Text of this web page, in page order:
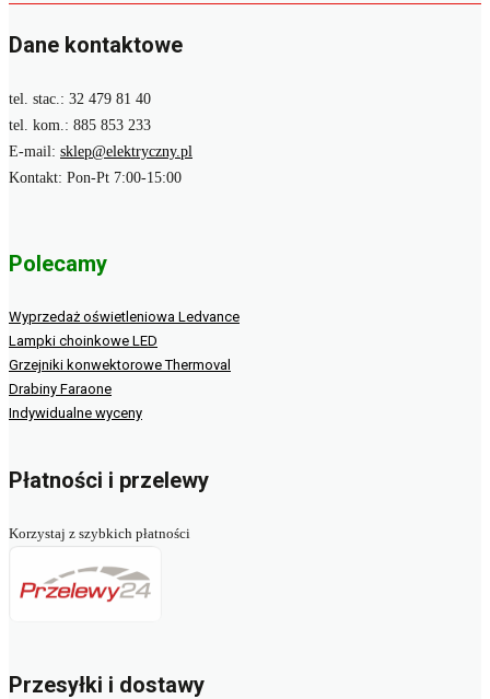
Dane kontaktowe
tel. stac.: 32 479 81 40
tel. kom.: 885 853 233
E-mail: sklep@elektryczny.pl
Kontakt: Pon-Pt 7:00-15:00
Polecamy
Wyprzedaż oświetleniowa Ledvance
Lampki choinkowe LED
Grzejniki konwektorowe Thermoval
Drabiny Faraone
Indywidualne wyceny
Płatności i przelewy
Korzystaj z szybkich płatności
Przesyłki i dostawy